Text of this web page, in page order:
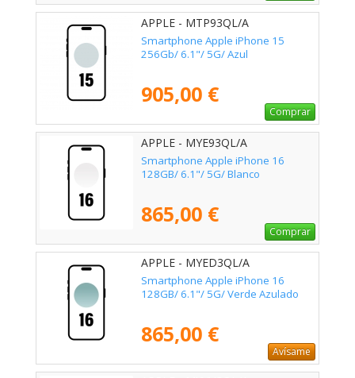
APPLE - MTP93QL/A
Smartphone Apple iPhone 15
256Gb/ 6.1"/ 5G/ Azul
905,00 €
Comprar
APPLE - MYE93QL/A
Smartphone Apple iPhone 16
128GB/ 6.1"/ 5G/ Blanco
865,00 €
Comprar
APPLE - MYED3QL/A
Smartphone Apple iPhone 16
128GB/ 6.1"/ 5G/ Verde Azulado
865,00 €
Avísame